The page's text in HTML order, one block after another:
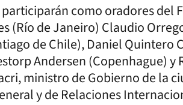
como oradores del
(Río de Janeiro) Claudio
de Chile), Daniel Quintero
Andersen (Copenhague) y
ministro de Gobierno de la
y de Relaciones